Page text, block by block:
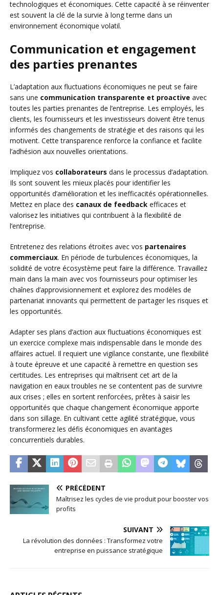
technologiques et économiques. Cette capacité à se réinventer
est souvent la clé de la survie à long terme dans un
environnement économique volatil.
Communication et engagement
des parties prenantes
L’adaptation aux fluctuations économiques ne peut se faire
sans une communication transparente et proactive avec
toutes les parties prenantes de l’entreprise. Les employés, les
clients, les fournisseurs et les investisseurs doivent être tenus
informés des changements de stratégie et des raisons qui les
motivent. Cette transparence renforce la confiance et facilite
l’adhésion aux nouvelles orientations.
Impliquez vos collaborateurs dans le processus d’adaptation.
Ils sont souvent les mieux placés pour identifier les
opportunités d’amélioration et les inefficacités opérationnelles.
Mettez en place des canaux de feedback efficaces et
valorisez les initiatives qui contribuent à la flexibilité de
l’entreprise.
Entretenez des relations étroites avec vos partenaires
commerciaux. En période de turbulences économiques, la
solidité de votre écosystème peut faire la différence. Travaillez
main dans la main avec vos fournisseurs pour optimiser les
chaînes d’approvisionnement et explorez des modèles de
partenariat innovants qui permettent de partager les risques et
les opportunités.
Adapter ses plans d’action aux fluctuations économiques est
un exercice complexe mais indispensable dans le monde des
affaires actuel. Il requiert une vigilance constante, une flexibilité
à toute épreuve et une capacité à remettre en question ses
certitudes. Les entreprises qui maîtrisent cet art de la
navigation en eaux troubles ne se contentent pas de survivre
aux crises ; elles en sortent renforcées, prêtes à saisir les
opportunités que chaque changement économique apporte
dans son sillage. En cultivant cette agilité stratégique, vous
transformerez les défis économiques en avantages
concurrentiels durables.
PRÉCÉDENT
Maîtrisez les cycles de vie produit pour booster vos
profits
SUIVANT
La révolution des données : Transformez votre
entreprise en puissance stratégique